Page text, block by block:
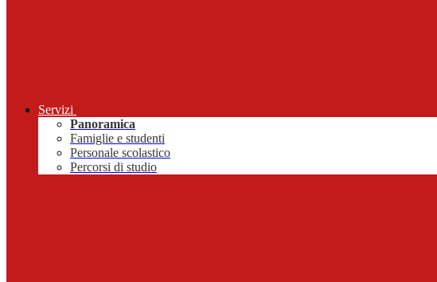
Servizi
Panoramica
Famiglie e studenti
Personale scolastico
Percorsi di studio